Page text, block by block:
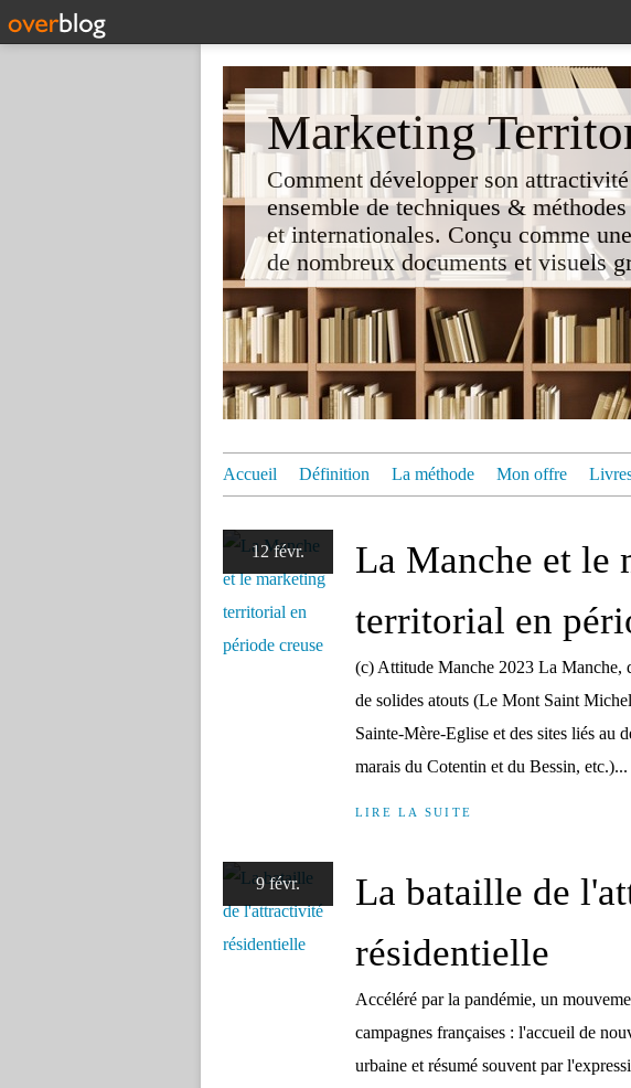
Marketing
Comment développer son
ensemble de techniques &
et internationales. Conçu comme
de nombreux documents et visuels
Accueil Définition La méthode Mon offre
12 févr.
La Manche et le
territorial en
(c) Attitude Manche 2023 La Manche,
de solides atouts (Le Mont Saint
Sainte-Mère-Eglise et des sites liés au
marais du Cotentin et du Bessin, etc.)...
LIRE LA SUITE
9 févr.
La bataille de
résidentielle
Accéléré par la pandémie, un
campagnes françaises : l'accueil de
urbaine et résumé souvent par